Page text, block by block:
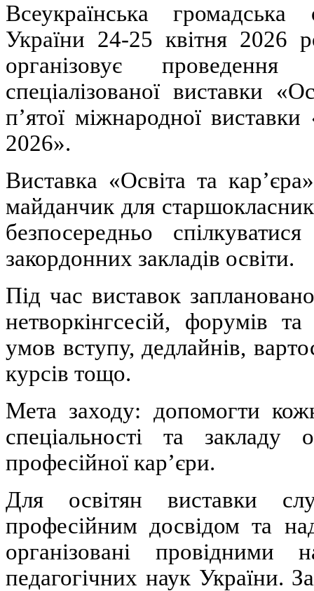
Всеукраїнська громадська
України 24-25 квітня 2026
організовує
спеціалізованої виставки
п’ятої міжнародної
2026».
Виставка «Освіта та
майданчик для
безпосередньо
закордонних закладів освіти.
Під час виставок
нетворкінгсесій, форумів
умов вступу, дедлайнів,
курсів тощо.
Мета заходу: допомогти
спеціальності та
професійної кар’єри.
Для освітян виставки
професійним досвідом та
організовані провідними
педагогічних наук України.